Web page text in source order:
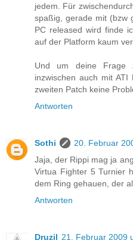
jedem. Für
spaßig, gerade mit (bzw
PC released wird finde
auf der Platform kaum
Und um deine Frage
inzwischen auch mit
zweiten Patch keine
Antworten
Sothi
20. Februar
Jaja, der Rippi mag ja
Virtua Fighter 5 Turnier
dem Ring gehauen, der
Antworten
Druzil 21. Februar 2009